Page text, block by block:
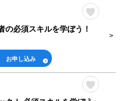
の必須スキルを学ぼう！
お申し込み